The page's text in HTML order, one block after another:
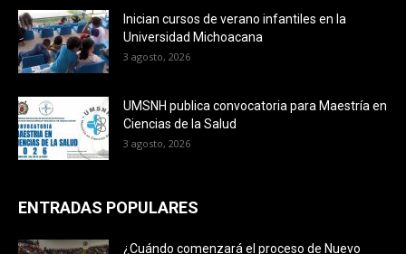
Inician cursos de verano infantiles en la
Universidad Michoacana
3 agosto, 2026
UMSNH publica convocatoria para Maestría en
Ciencias de la Salud
3 agosto, 2026
ENTRADAS POPULARES
¿Cuándo comenzará el proceso de Nuevo